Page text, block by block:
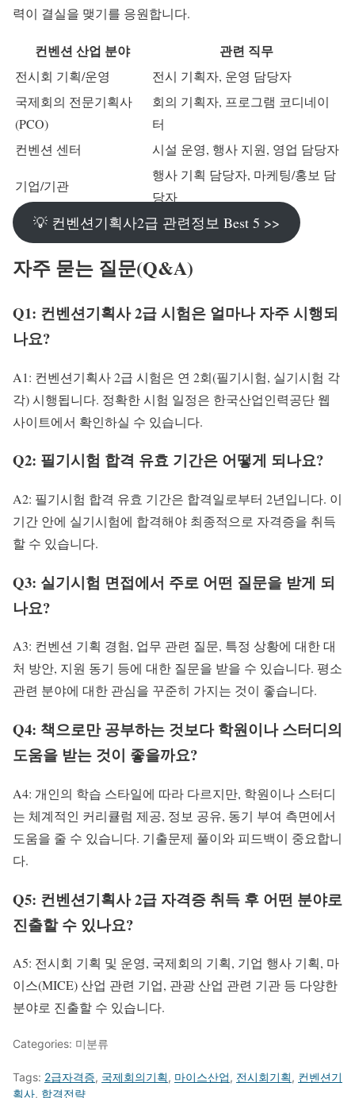
력이 결실을 맺기를 응원합니다.
컨벤션 산업 분야 관련 직무
전시회 기획/운영
전시 기획자, 운영 담당자
국제회의 전문기획사
(PCO)
회의 기획자, 프로그램 코디네이
터
컨벤션 센터
시설 운영, 행사 지원, 영업 담당자
기업/기관
행사 기획 담당자, 마케팅/홍보 담
당자
💡 컨벤션기획사2급 관련정보 Best 5 >>
자주 묻는 질문(Q&A)
Q1: 컨벤션기획사 2급 시험은 얼마나 자주 시행되
나요?
A1: 컨벤션기획사 2급 시험은 연 2회(필기시험, 실기시험 각
각) 시행됩니다. 정확한 시험 일정은 한국산업인력공단 웹
사이트에서 확인하실 수 있습니다.
Q2: 필기시험 합격 유효 기간은 어떻게 되나요?
A2: 필기시험 합격 유효 기간은 합격일로부터 2년입니다. 이
기간 안에 실기시험에 합격해야 최종적으로 자격증을 취득
할 수 있습니다.
Q3: 실기시험 면접에서 주로 어떤 질문을 받게 되
나요?
A3: 컨벤션 기획 경험, 업무 관련 질문, 특정 상황에 대한 대
처 방안, 지원 동기 등에 대한 질문을 받을 수 있습니다. 평소
관련 분야에 대한 관심을 꾸준히 가지는 것이 좋습니다.
Q4: 책으로만 공부하는 것보다 학원이나 스터디의
도움을 받는 것이 좋을까요?
A4: 개인의 학습 스타일에 따라 다르지만, 학원이나 스터디
는 체계적인 커리큘럼 제공, 정보 공유, 동기 부여 측면에서
도움을 줄 수 있습니다. 기출문제 풀이와 피드백이 중요합니
다.
Q5: 컨벤션기획사 2급 자격증 취득 후 어떤 분야로
진출할 수 있나요?
A5: 전시회 기획 및 운영, 국제회의 기획, 기업 행사 기획, 마
이스(MICE) 산업 관련 기업, 관광 산업 관련 기관 등 다양한
분야로 진출할 수 있습니다.
Categories: 미분류
Tags: 2급자격증, 국제회의기획, 마이스산업, 전시회기획, 컨벤션기
획사, 합격전략